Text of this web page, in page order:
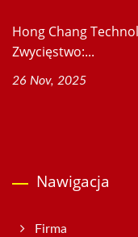
Hong Chang
Zwycięstwo:...
26 Nov, 2025
Nawigacja
Firma